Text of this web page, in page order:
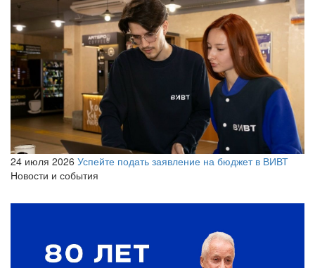
24 июля 2026 Успейте подать заявление на бюджет в ВИВТ
Новости и события